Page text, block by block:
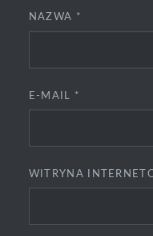
NAZWA *
E-MAIL *
WITRYNA